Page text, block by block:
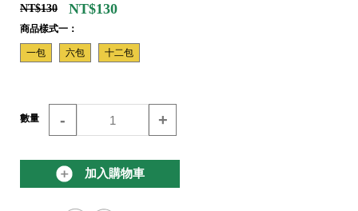
NT$130 NT$130
商品樣式一：
一包 六包 十二包
數量 - +
加入購物車